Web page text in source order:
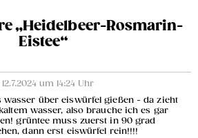
„Heidelbeer-Rosmarin-
Eistee“
um 14:24 Uhr
wasser über eiswürfel gießen - da zieht
wasser, also brauche ich es gar
grüntee muss zuerst in 90 grad
dann erst eiswürfel rein!!!!